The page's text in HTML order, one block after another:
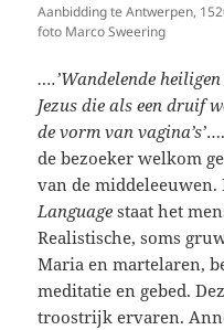
Aanbidding te Antwerpen,
foto Marco Sweering
….’Wandelende
Jezus die als een druif
de vorm van vagina’s’
de bezoeker welkom
van de
Language staat het
Realistische, soms
Maria en martelaren,
meditatie en gebed.
troostrijk ervaren.